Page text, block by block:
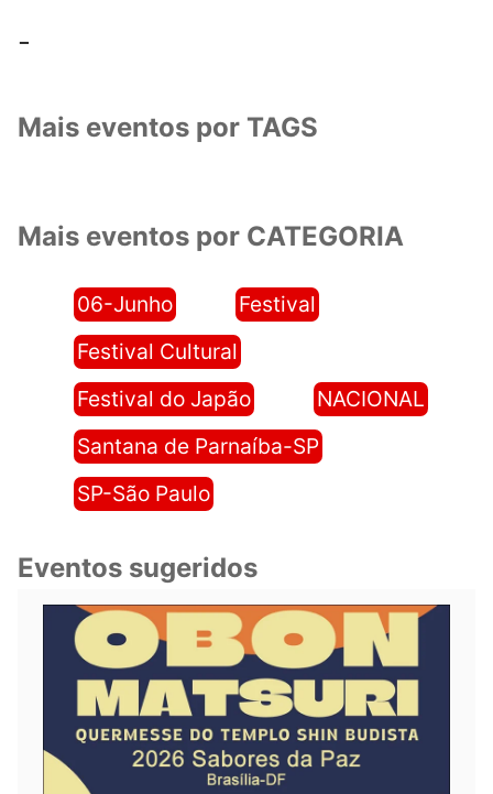
-
Mais eventos por TAGS
Mais eventos por CATEGORIA
06-Junho
Festival
Festival Cultural
Festival do Japão
NACIONAL
Santana de Parnaíba-SP
SP-São Paulo
Eventos sugeridos